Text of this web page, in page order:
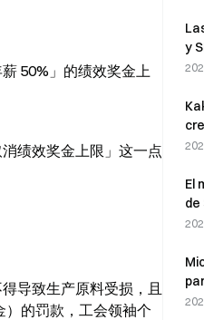
50%」的绩效奖金上
绩效奖金上限」这一点
导致生产原料受损，且
）的罚款，工会领袖个
se
y
de
el
El
de